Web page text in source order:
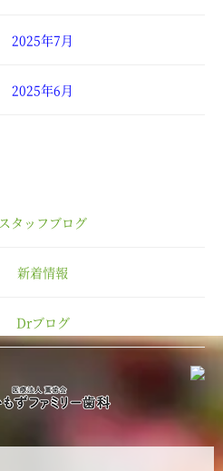
2025年7月
2025年6月
2024年12月
2024年11月
スタッフブログ
新着情報
Drブログ